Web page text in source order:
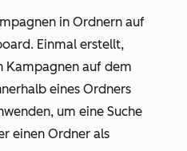
in Ordnern auf
Einmal erstellt,
Kampagnen auf dem
eines Ordners
um eine Suche
einen Ordner als